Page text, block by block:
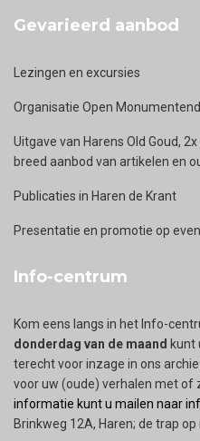
Gevarieerd aanbod
Lezingen en excursies
Organisatie Open
Uitgave van Harens Old Goud,
breed aanbod van artikelen en
Publicaties in Haren de Krant
Presentatie en promotie op
Info-centrum
Kom eens langs in het Info-
donderdag van de maand kunt
terecht voor inzage in ons
voor uw (oude) verhalen met of
informatie kunt u mailen naar
Brinkweg 12A, Haren; de trap